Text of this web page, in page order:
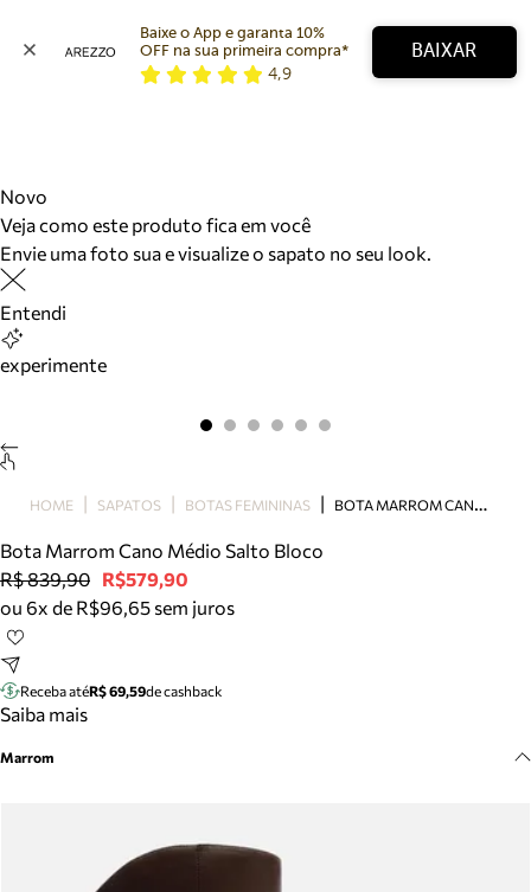
Scarpin
Mocassim
Sapatilha
Tamanco
Tire dúvidas sobre pedidos, devoluções e mais.
Meus pedidos
Acompanhe seus pedidos e solicite devoluções.
Baixe o App e garanta 10%
OFF na sua primeira compra*
4,9
BAIXAR
Novo
Veja como este produto fica em você
Envie uma foto sua e visualize o sapato no seu look.
Entendi
experimente
HOME SAPATOS BOTAS FEMININAS B
OTA MARROM CANO MÉDIO SALTO BLOCO
Bota Marrom Cano Médio Salto Bloco
R$ 839,90 R$579,90
ou 6x de R$96,65 sem juros
Receba atéR$ 69,59de cashback
Saiba mais
Marrom